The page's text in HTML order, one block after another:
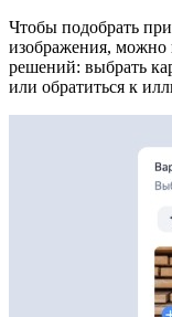
Чтобы подобрать
изображения, можно
решений: выбрать
или обратиться к